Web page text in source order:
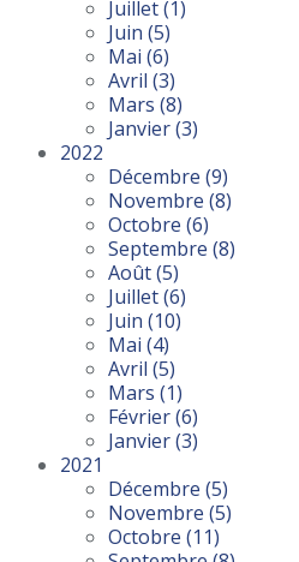
Juillet(1)
Juin (5)
Mai (6)
Avril (3)
Mars (8)
Janvier(3)
2022
Décembre (9)
Novembre (8)
Octobre (6)
Septembre (8)
Août(5)
Juillet(6)
Juin (10)
Mai (4)
Avril (5)
Mars (1)
Février(6)
Janvier(3)
2021
Décembre (5)
Novembre (5)
Octobre (11)